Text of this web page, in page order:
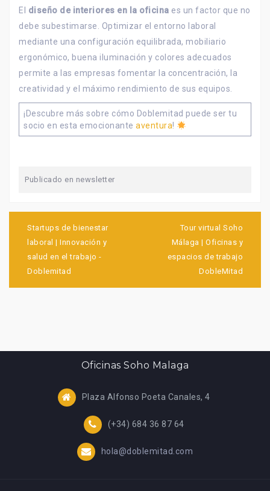
El diseño de interiores en la oficina es un factor que no
debe subestimarse. Optimizar el entorno laboral
mediante una configuración equilibrada, mobiliario
ergonómico, buena iluminación y colores adecuados
permite a las empresas fomentar la concentración, la
creatividad y el máximo rendimiento de sus equipos.
¡Descubre más sobre cómo Doblemitad puede ser tu
socio en esta emocionante aventura!
Publicado en newsletter
entradas
Startups de bienestar
laboral | Innovación y
salud en el trabajo -
Doblemitad
Tour virtual Soho
Málaga | Oficinas y
espacios de trabajo
DobleMitad
Oficinas Soho Malaga
Plaza Alfonso Poeta Canales, 4
(+34) 684 36 87 64
hola@doblemitad.com